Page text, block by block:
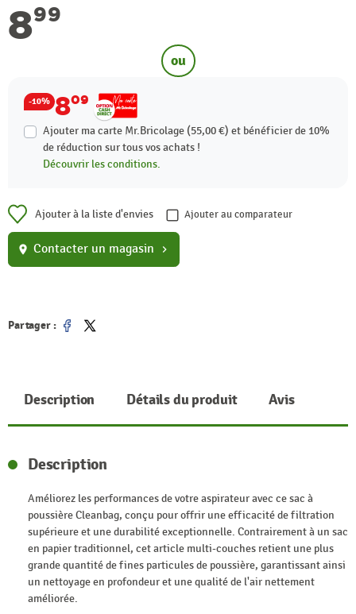
899
ou
-10% 809
Ajouter ma carte Mr.Bricolage (55,00 €) et bénéficier de 10%
de réduction sur tous vos achats !
Découvrir les conditions.
Ajouter à la liste d'envies Ajouter au comparateur
location_on Contacter un magasin chevron_right
Partager :
Partager
Tweet
Description Détails du produit Avis
Description
Améliorez les performances de votre aspirateur avec ce sac à
poussière Cleanbag, conçu pour offrir une efficacité de filtration
supérieure et une durabilité exceptionnelle. Contrairement à un sac
en papier traditionnel, cet article multi-couches retient une plus
grande quantité de fines particules de poussière, garantissant ainsi
un nettoyage en profondeur et une qualité de l'air nettement
améliorée.